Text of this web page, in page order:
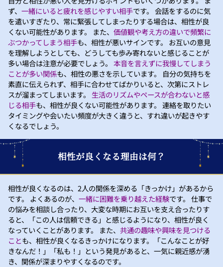
ず、 一緒にいると疲れを感じやすい相手です。 会話をするのに気
を遣いすぎたり、常に緊張してしまったりする場合は、相性が良
くない可能性があります。 また、 価値観や考え方の違いで頻繁に
ぶつかってしまう相手も、相性が悪いサインです。 お互いの意見
を理解しようとしても、どうしても歩み寄れないと感じることが
多い場合は注意が必要でしょう。 本音を言えずに我慢してしまう
ことが多い関係も、相性の悪さを示しています。 自分の気持ちを
素直に伝えられず、相手に合わせてばかりいると、次第にストレ
スが溜まってしまいます。 生活のリズムやペースが合わないと感
じる相手も、相性が良くない可能性があります。 連絡を取りたい
タイミングや会いたい頻度が大きく違うと、すれ違いが起きやす
くなるでしょう。
相性が良くなる理由は何？
相性が良くなるのは、2人の関係を深める「きっかけ」があるから
です。 よくあるのが、 一緒に困難を乗り越えた経験です。 仕事で
の悩みを相談し合ったり、大変な時期にお互いを支え合ったりす
ると、「この人は信頼できる」と感じるようになり、相性が良く
なっていくことがあります。 また、 共通の趣味や興味を見つける
ことも、相性が良くなるきっかけになります。「こんなことが好
きなんだ！」「私も！」という発見があると、一気に親近感が湧
き、関係が深まりやすくなるのです。